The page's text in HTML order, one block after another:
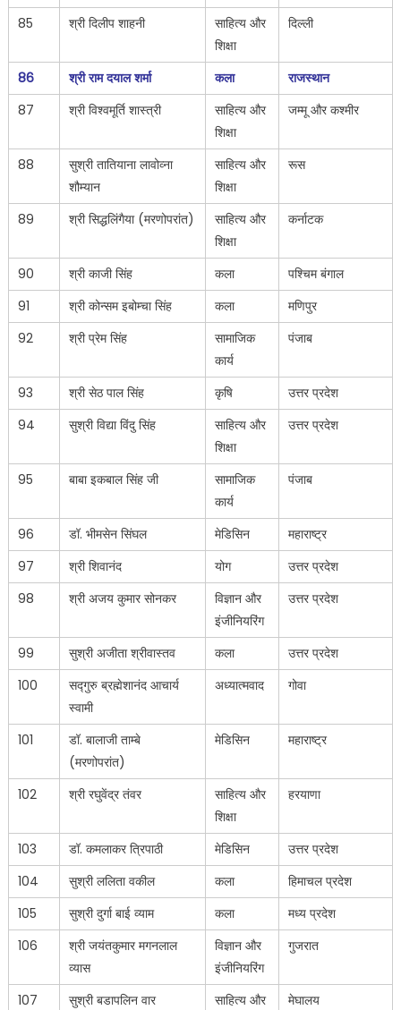
85 श्री दिलीप शाहनी
साहित्य और
शिक्षा
दिल्ली
86 श्री राम दयाल शर्मा कला
राजस्थान
87
श्री विश्वमूर्ति शास्त्री
साहित्य और
शिक्षा
जम्मू और कश्मीर
88
सुश्री तातियाना लावोव्ना
शौम्यान
साहित्य और
शिक्षा
रूस
89 श्री सिद्धलिंगैया (मरणोपरांत)
साहित्य और
शिक्षा
कर्नाटक
90 श्री काजी सिंह कला
पश्चिम बंगाल
91
श्री कोन्सम इबोम्चा सिंह कला
मणिपुर
92
श्री प्रेम सिंह
सामाजिक
कार्य
पंजाब
93 श्री सेठ पाल सिंह कृषि
उत्तर प्रदेश
94
सुश्री विद्या विंदु सिंह
साहित्य और
शिक्षा
उत्तर प्रदेश
95 बाबा इकबाल सिंह जी
सामाजिक
कार्य
पंजाब
96 डॉ. भीमसेन सिंघल मेडिसिन
महाराष्ट्र
97
श्री शिवानंद योग
उत्तर प्रदेश
98
श्री अजय कुमार सोनकर
विज्ञान और
इंजीनियरिंग
उत्तर प्रदेश
99 सुश्री अजीता श्रीवास्तव कला
उत्तर प्रदेश
100
सद्गुरु ब्रह्मेशानंद आचार्य
स्वामी
अध्यात्मवाद गोवा
101
डॉ. बालाजी ताम्बे
(मरणोपरांत)
मेडिसिन महाराष्ट्र
102 श्री रघुवेंद्र तंवर
साहित्य और
शिक्षा
हरयाणा
103 डॉ. कमलाकर त्रिपाठी मेडिसिन
उत्तर प्रदेश
104
सुश्री ललिता वकील कला
हिमाचल प्रदेश
105
सुश्री दुर्गा बाई व्याम कला
मध्य प्रदेश
106
श्री जयंतकुमार मगनलाल
व्यास
विज्ञान और
इंजीनियरिंग
गुजरात
107 सुश्री बडापलिन वार
साहित्य और
मेघालय